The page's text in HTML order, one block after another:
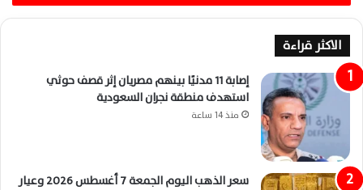
الاكثر قراءة
إصابة 11 مدنيًا بينهم مصريان إثر قصف حوثي
استهدف منطقة نجران السعودية
منذ 14 ساعة
سعر الذهب اليوم الجمعة 7 أغسطس 2026 وعيار